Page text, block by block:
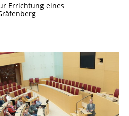
Errichtung eines